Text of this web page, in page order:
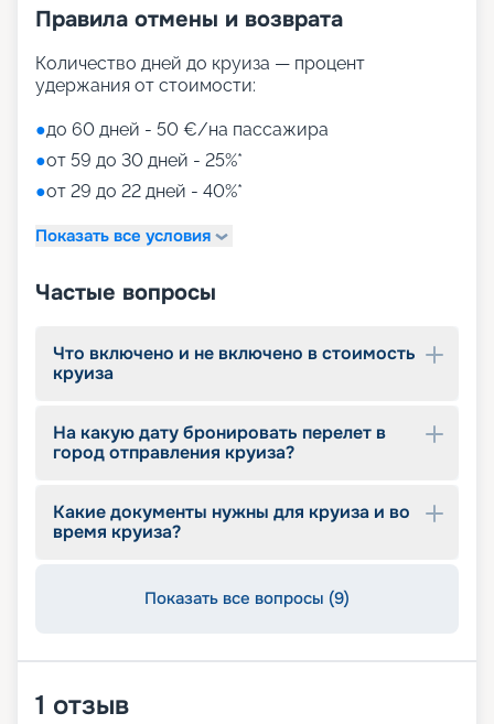
Правила отмены и возврата
Количество дней до круиза — процент
удержания от стоимости:
●до 60 дней - 50 €/на пассажира
●от 59 до 30 дней - 25%*
●от 29 до 22 дней - 40%*
Показать все условия
Частые вопросы
Что включено и не включено в стоимость
круиза
На какую дату бронировать перелет в
город отправления круиза?
Какие документы нужны для круиза и во
время круиза?
Показать все вопросы (9)
1 отзыв